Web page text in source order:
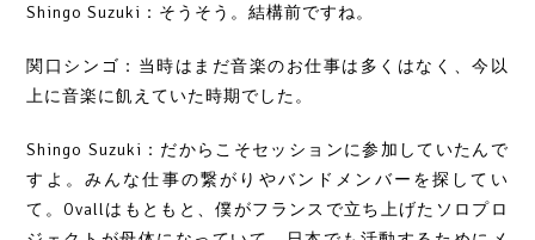
Shingo Suzuki：そうそう。結構前ですね。
関口シンゴ：当時はまだ音楽のお仕事は多くはなく、今以
上に音楽に飢えていた時期でした。
Shingo Suzuki：だからこそセッションに参加していたんで
すよ。みんな仕事の繋がりやバンドメンバーを探してい
て。Ovallはもともと、僕がフランスで立ち上げたソロプロ